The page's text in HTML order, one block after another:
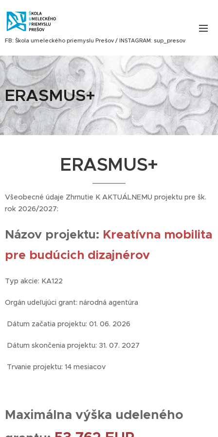
FB: Škola umeleckého priemyslu Prešov / INSTAGRAM: sup_presov
ERASMUS+
ERASMUS+
Všeobecné údaje Zhrnutie K AKTUÁLNEMU projektu pre šk.
rok 2026/2027:
Názov projektu: Kreatívna mobilita
pre budúcich dizajnérov
Typ akcie: KA122
Orgán udeľujúci grant: národná agentúra
Dátum začatia projektu: 01. 06. 2026
Dátum skončenia projektu: 31. 07. 2027
Trvanie projektu: 14 mesiacov
Maximálna výška udeleného